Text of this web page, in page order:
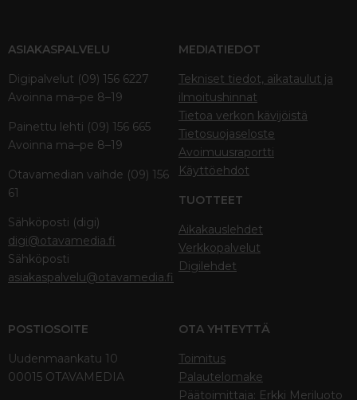
ASIAKASPALVELU
Digipalvelut (09) 156 6227
Avoinna ma–pe 8–19
Painettu lehti (09) 156 665
Avoinna ma–pe 8–19
Otavamedian vaihde (09) 156
61
Sähköposti (digi)
digi@otavamedia.fi
Sähköposti
asiakaspalvelu@otavamedia.fi
MEDIATIEDOT
Tekniset tiedot, aikataulut ja
ilmoitushinnat
Tietoa verkon kävijöistä
Tietosuojaseloste
Avoimuusraportti
Käyttöehdot
TUOTTEET
Aikakauslehdet
Verkkopalvelut
Digilehdet
POSTIOSOITE
Uudenmaankatu 10
00015 OTAVAMEDIA
OTA YHTEYTTÄ
Toimitus
Palautelomake
Päätoimittaja: Erkki Meriluoto